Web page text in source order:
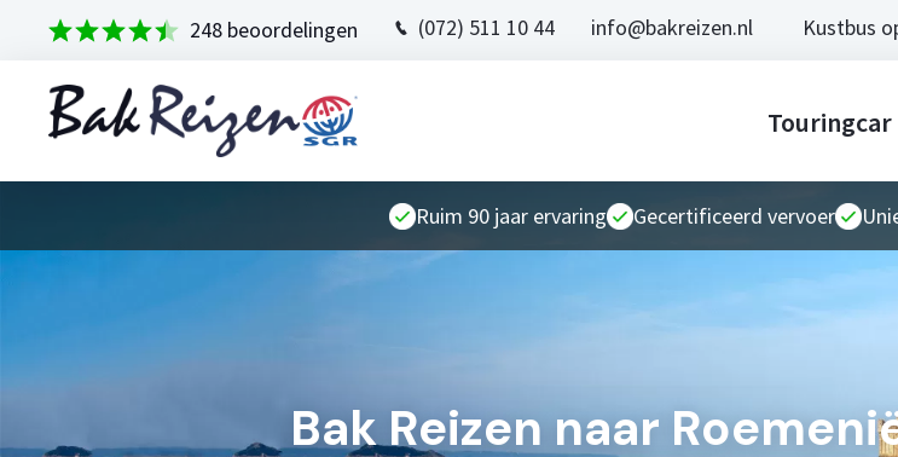
248 beoordelingen (072) 511 10 44 info@bakreizen.nl Kustbus
Touringcar
Ruim 90 jaar ervaring Gecertificeerd vervoer
Bak Reizen naar